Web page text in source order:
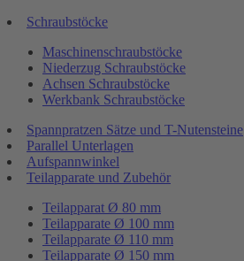
Schraubstöcke
Maschinenschraubstöcke
Niederzug Schraubstöcke
Achsen Schraubstöcke
Werkbank Schraubstöcke
Spannpratzen Sätze und T-Nutensteine
Parallel Unterlagen
Aufspannwinkel
Teilapparate und Zubehör
Teilapparat Ø 80 mm
Teilapparate Ø 100 mm
Teilapparate Ø 110 mm
Teilapparate Ø 150 mm